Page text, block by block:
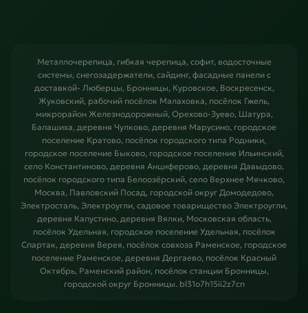
Металлочерепица, гибкая черепица, софит, водосточные
системы, снегозадержатели, сайдинг, фасадные панели с
доставкой- Люберцы, Бронницы, Куровское, Воскресенск,
Жуковский, рабочий посёлок Малаховка, посёлок Гжель,
микрорайон Железнодорожный, Орехово-Зуево, Шатура,
Балашиха, деревня Чулково, деревня Марусино, городское
поселение Кратово, посёлок городского типа Родники,
городское поселение Быково, городское поселение Ильинский,
село Константиново, деревня Анциферово, деревня Давыдово,
посёлок городского типа Белоозёрский, село Верхнее Мячково,
Москва, Павловский Посад, городской округ Домодедово,
Электросталь, Электроугли, садовое товарищество Электроугли,
деревня Капустино, деревня Вялки, Московская область,
посёлок Удельная, городское поселение Удельная, посёлок
Спартак, деревня Верея, посёлок совхоза Раменское, городское
поселение Раменское, деревня Дергаево, посёлок Красный
Октябрь, Раменский район, посёлок станции Бронницы,
городской округ Бронницы. bl31o7h15ii2z7cn